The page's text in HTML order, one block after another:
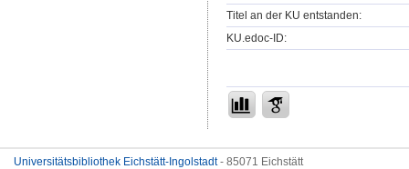
Titel an der KU entstanden:
KU.edoc-ID:
Universitätsbibliothek Eichstätt-Ingolstadt- 85071 Eichstätt